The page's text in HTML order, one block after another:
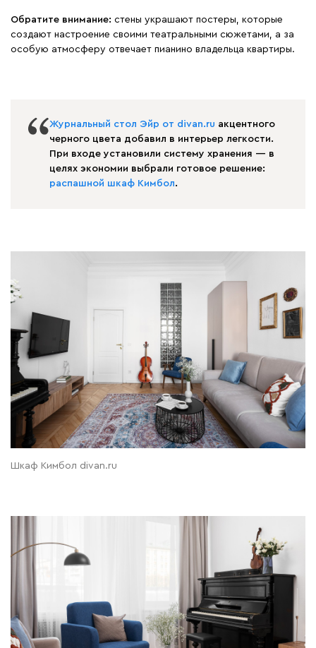
Обратите внимание: стены украшают постеры, которые
создают настроение своими театральными сюжетами, а за
особую атмосферу отвечает пианино владельца квартиры.
Журнальный стол Эйр от divan.ru акцентного
черного цвета добавил в интерьер легкости.
При входе установили систему хранения — в
целях экономии выбрали готовое решение:
распашной шкаф Кимбол.
Шкаф Кимбол divan.ru